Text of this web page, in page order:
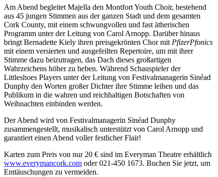
Am Abend begleitet Majella den Montfort Youth Choir, bestehend
aus 45 jungen Stimmen aus der ganzen Stadt und dem gesamten
Cork County, mit einem schwungvollen und fast ätherischen
Programm unter der Leitung von Carol Arnopp. Darüber hinaus
bringt Bernadette Kiely ihren preisgekrönten Chor mit PfizerPfonics
mit einem versierten und ausgefeilten Repertoire, um mit ihrer
Stimme dazu beizutragen, das Dach dieses großartigen
Wahrzeichens höher zu heben. Während Schauspieler der
Littleshoes Players unter der Leitung von Festivalmanagerin Sinéad
Dunphy den Worten großer Dichter ihre Stimme leihen und das
Publikum in die wahren und reichhaltigen Botschaften von
Weihnachten einbinden werden.
Der Abend wird von Festivalmanagerin Sinéad Dunphy
zusammengestellt, musikalisch unterstützt von Carol Arnopp und
garantiert einen Abend voller festlicher Flair!
Karten zum Preis von nur 20 € sind im Everyman Theatre erhältlich
www.everymancork.com oder 021-450 1673. Buchen Sie jetzt, um
Enttäuschungen zu vermeiden.